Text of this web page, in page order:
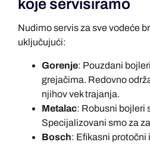
koje servisiramo
Nudimo servis za sve vodeće
uključujući:
Gorenje: Pouzdani
grejačima. Redovno
njihov vek trajanja.
Metalac: Robusni bojleri
Specijalizovani smo za
Bosch: Efikasni protočni